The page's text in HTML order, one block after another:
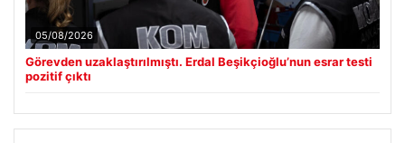
05/08/2026
Görevden uzaklaştırılmıştı. Erdal Beşikçioğlu’nun esrar testi
pozitif çıktı
Son Eklenen Firmalar